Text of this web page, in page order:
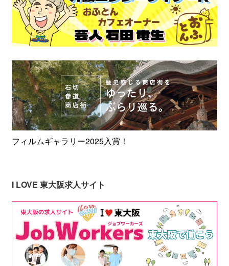
フィルムギャラリー2025入賞！
I LOVE 東大阪求人サイト